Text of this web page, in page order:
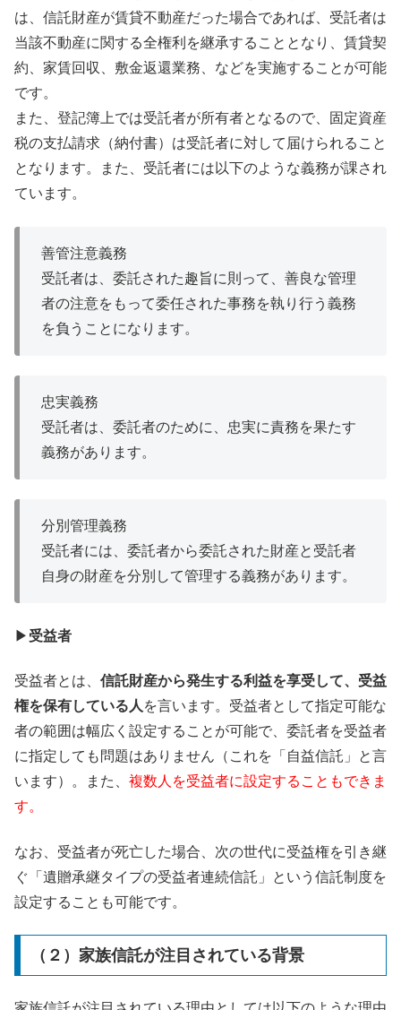
は、信託財産が賃貸不動産だった場合であれば、受託者は
当該不動産に関する全権利を継承することとなり、賃貸契
約、家賃回収、敷金返還業務、などを実施することが可能
です。
また、登記簿上では受託者が所有者となるので、固定資産
税の支払請求（納付書）は受託者に対して届けられること
となります。また、受託者には以下のような義務が課され
ています。
善管注意義務
受託者は、委託された趣旨に則って、善良な管理
者の注意をもって委任された事務を執り行う義務
を負うことになります。
忠実義務
受託者は、委託者のために、忠実に責務を果たす
義務があります。
分別管理義務
受託者には、委託者から委託された財産と受託者
自身の財産を分別して管理する義務があります。
▶ 受益者
受益者とは、 信託財産から発生する利益を享受して、受益
権を保有している人 を言います。受益者として指定可能な
者の範囲は幅広く設定することが可能で、委託者を受益者
に指定しても問題はありません（これを「自益信託」と言
います）。また、 複数人を受益者に設定することもできま
す。
なお、受益者が死亡した場合、次の世代に受益権を引き継
ぐ「遺贈承継タイプの受益者連続信託」という信託制度を
設定することも可能です。
（２）家族信託が注目されている背景